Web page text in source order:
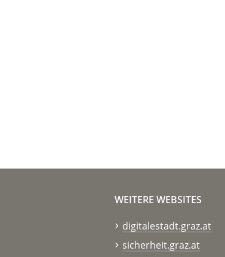
WEITERE WEBSITES
digitalestadt.graz.at
sicherheit.graz.at